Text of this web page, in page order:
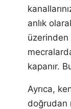
anlık
üzerinden
kapanır.
Ayrıca,
doğrudan